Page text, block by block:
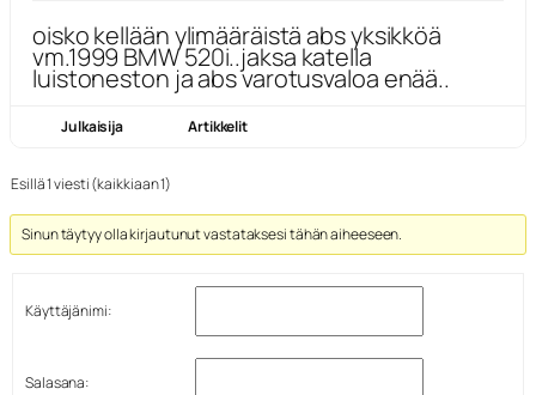
oisko kellään ylimääräistä abs yksikköä
vm.1999 BMW 520i..jaksa katella
luistoneston ja abs varotusvaloa enää..
Julkaisija Artikkelit
Esillä 1 viesti (kaikkiaan 1)
Sinun täytyy olla kirjautunut vastataksesi tähän aiheeseen.
Käyttäjänimi:
Salasana: